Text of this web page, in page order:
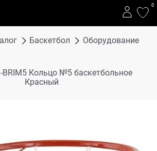
0
Баскетбол Оборудование
BRIM5 Кольцо №5 баскетбольное
Красный